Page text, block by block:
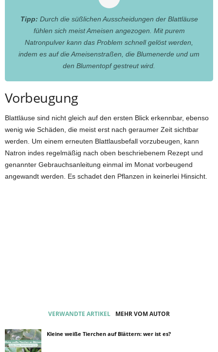
Tipp: Durch die süßlichen Ausscheidungen der Blattläuse
fühlen sich meist Ameisen angezogen. Mit purem
Natronpulver kann das Problem schnell gelöst werden,
indem es auf die Ameisenstraßen, die Blumenerde und um
den Blumentopf gestreut wird.
Vorbeugung
Blattläuse sind nicht gleich auf den ersten Blick erkennbar, ebenso
wenig wie Schäden, die meist erst nach geraumer Zeit sichtbar
werden. Um einem erneuten Blattlausbefall vorzubeugen, kann
Natron indes regelmäßig nach oben beschriebenem Rezept und
genannter Gebrauchsanleitung einmal im Monat vorbeugend
angewandt werden. Es schadet den Pflanzen in keinerlei Hinsicht.
VERWANDTE ARTIKEL MEHR VOM AUTOR
Kleine weiße Tierchen auf Blättern: wer ist es?